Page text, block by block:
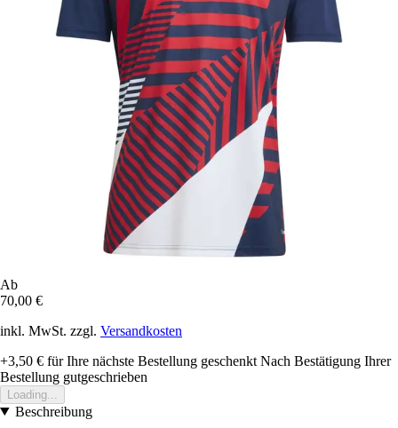
Ab
70,00 €
inkl. MwSt. zzgl. Versandkosten
+3,50 € für Ihre nächste Bestellung geschenkt Nach Bestätigung Ihrer
Bestellung gutgeschrieben
Loading...
Beschreibung